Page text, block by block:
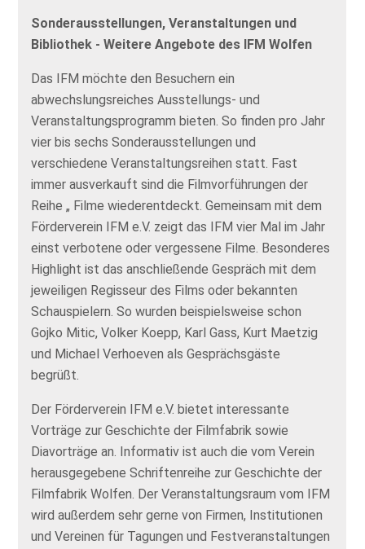
Sonderausstellungen, Veranstaltungen und
Bibliothek - Weitere Angebote des IFM Wolfen
Das IFM möchte den Besuchern ein
abwechslungsreiches Ausstellungs- und
Veranstaltungsprogramm bieten. So finden pro Jahr
vier bis sechs Sonderausstellungen und
verschiedene Veranstaltungsreihen statt. Fast
immer ausverkauft sind die Filmvorführungen der
Reihe „ Filme wiederentdeckt. Gemeinsam mit dem
Förderverein IFM e.V. zeigt das IFM vier Mal im Jahr
einst verbotene oder vergessene Filme. Besonderes
Highlight ist das anschließende Gespräch mit dem
jeweiligen Regisseur des Films oder bekannten
Schauspielern. So wurden beispielsweise schon
Gojko Mitic, Volker Koepp, Karl Gass, Kurt Maetzig
und Michael Verhoeven als Gesprächsgäste
begrüßt.
Der Förderverein IFM e.V. bietet interessante
Vorträge zur Geschichte der Filmfabrik sowie
Diavorträge an. Informativ ist auch die vom Verein
herausgegebene Schriftenreihe zur Geschichte der
Filmfabrik Wolfen. Der Veranstaltungsraum vom IFM
wird außerdem sehr gerne von Firmen, Institutionen
und Vereinen für Tagungen und Festveranstaltungen